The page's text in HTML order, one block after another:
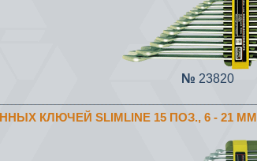
№ 23820
КЛЮЧЕЙ SLIMLINE 15 ПОЗ., 6 - 21 ММ